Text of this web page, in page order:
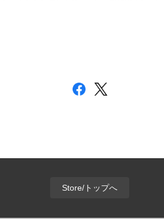
Store/トップへ